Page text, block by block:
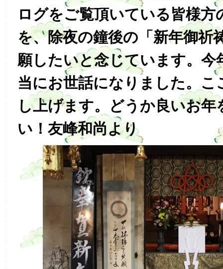
ログをご覧頂いている皆様方
を、除夜の鐘後の「新年御祈
願したいと念じています。今
当にお世話になりました。こ
し上げます。どうか良いお年
い！友峰和尚より